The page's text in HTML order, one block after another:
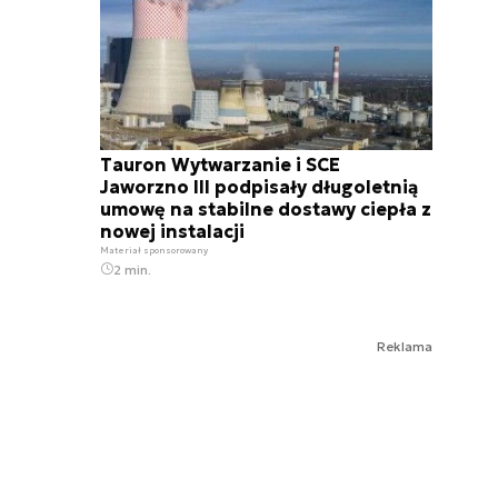
Tauron Wytwarzanie i SCE
Jaworzno III podpisały długoletnią
umowę na stabilne dostawy ciepła z
nowej instalacji
Materiał sponsorowany
2 min.
Reklama